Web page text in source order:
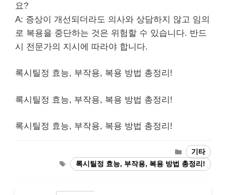
요?
A: 증상이 개선되더라도 의사와 상담하지 않고 임의
로 복용을 중단하는 것은 위험할 수 있습니다. 반드
시 전문가의 지시에 따라야 합니다.
록시틸정 효능, 부작용, 복용 방법 총정리!
록시틸정 효능, 부작용, 복용 방법 총정리!
록시틸정 효능, 부작용, 복용 방법 총정리!
Categories
기타
Tags록시틸정 효능, 부작용, 복용 방법 총정리!